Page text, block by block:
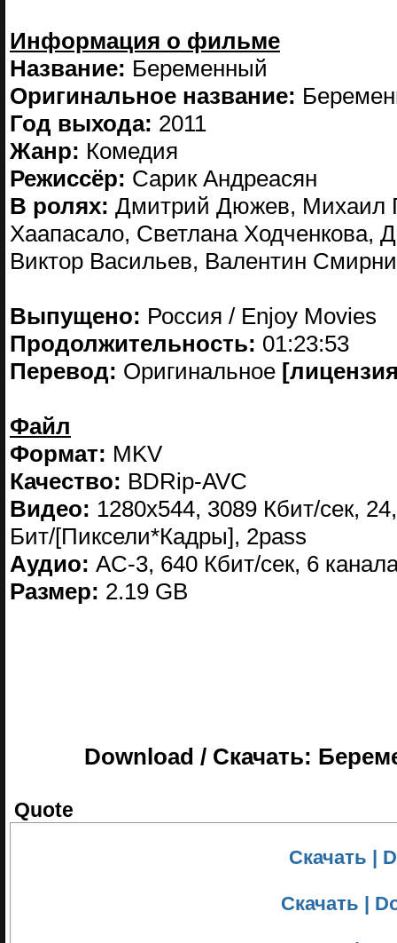
Информация о фильме
Название: Беременный
Оригинальное название:
Год выхода: 2011
Жанр: Комедия
Режиссёр: Сарик Андреасян
В ролях: Дмитрий Дюжев, Михаил
Хаапасало, Светлана Ходченкова,
Виктор Васильев, Валентин
Выпущено: Россия / Enjoy Movies
Продолжительность: 01:23:53
Перевод: Оригинальное
Файл
Формат: MKV
Качество: BDRip-AVC
Видео: 1280x544, 3089 Кбит/сек,
Бит/[Пиксели*Кадры], 2pass
Аудио: AC-3, 640 Кбит/сек, 6
Размер: 2.19 GB
Download / Скачать:
Quote
Скачать |
Скачать |